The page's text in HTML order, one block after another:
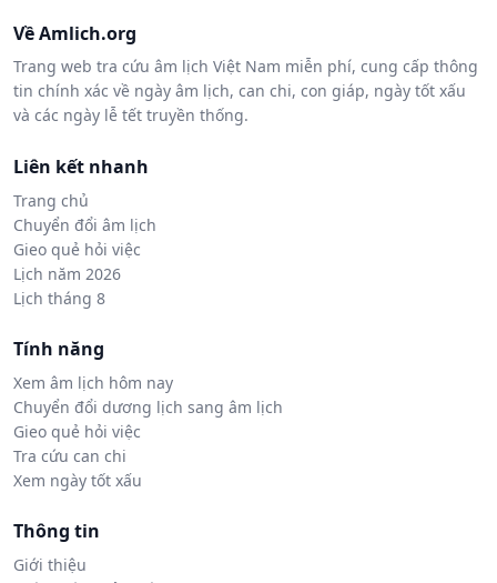
Về Amlich.org
Trang web tra cứu âm lịch Việt Nam miễn phí, cung cấp thông
tin chính xác về ngày âm lịch, can chi, con giáp, ngày tốt xấu
và các ngày lễ tết truyền thống.
Liên kết nhanh
Trang chủ
Chuyển đổi âm lịch
Gieo quẻ hỏi việc
Lịch năm 2026
Lịch tháng 8
Tính năng
Xem âm lịch hôm nay
Chuyển đổi dương lịch sang âm lịch
Gieo quẻ hỏi việc
Tra cứu can chi
Xem ngày tốt xấu
Thông tin
Giới thiệu